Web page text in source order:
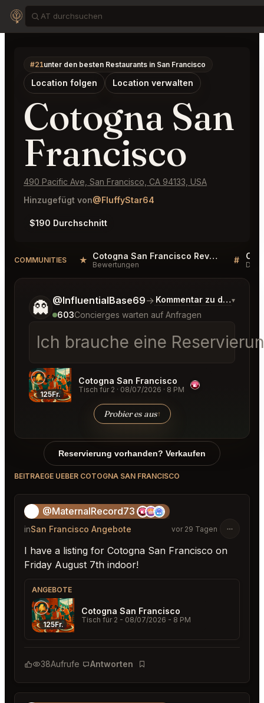
#21unter den besten Restaurants in San Francisco
Location folgen Location verwalten
Cotogna San
Francisco
490 Pacific Ave, San Francisco, CA 94133, USA
Hinzugefügt von@FluffyStar64
$190 Durchschnitt
COMMUNITIES ★ Cotogna San Francisco Reviews
Bewertungen #
👻 @InfluentialBase69→ Kommentar zu den▾
603Concierges warten auf Anfragen
Ich brauche eine
125Fr.
Cotogna San Francisco
Tisch für 2 · 08/07/2026 · 8 PM
Probier es aus↑
Sag mir noch etwas genauer, was du möchtest.
Reservierung vorhanden? Verkaufen
BEITRAEGE UEBER COTOGNA SAN FRANCISCO
@MaternalRecord73
inSan Francisco Angebote vor 29 Tagen
I have a listing for Cotogna San Francisco on
Friday August 7th indoor!
ANGEBOTE
125Fr.
Cotogna San Francisco
Tisch für 2 - 08/07/2026 - 8 PM
38Aufrufe Antworten
Lesezeichen